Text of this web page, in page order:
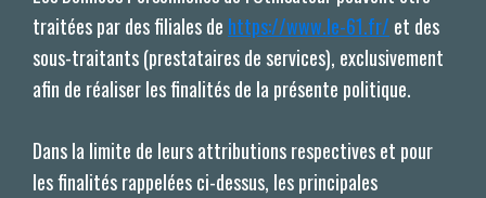
traitées par des filiales de https://www.le-61.fr/ et des
sous-traitants (prestataires de services), exclusivement
afin de réaliser les finalités de la présente politique.
Dans la limite de leurs attributions respectives et pour
les finalités rappelées ci-dessus, les principales